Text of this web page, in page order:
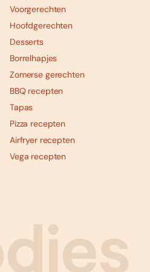
Abonneren
Bestellen
Voorgerechten
Hoofdgerechten
Desserts
Borrelhapjes
Zomerse gerechten
BBQ recepten
Tapas
Pizza recepten
Airfryer recepten
Vega recepten